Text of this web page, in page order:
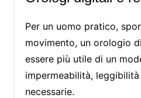
Per un uomo pratico,
movimento, un orologio
essere più utile di un
impermeabilità,
necessarie.